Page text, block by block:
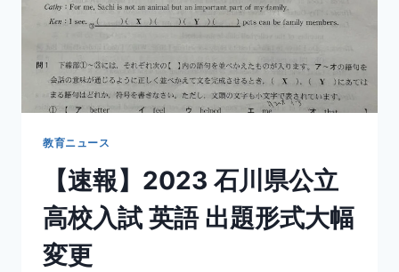
数
の
捉
え
方
教育ニュース
【速報】2023 石川県公立
高校入試 英語 出題形式大幅
変更